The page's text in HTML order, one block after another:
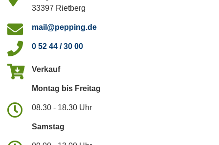
33397 Rietberg
mail@pepping.de
0 52 44 / 30 00
Verkauf
Montag bis Freitag
08.30 - 18.30 Uhr
Samstag